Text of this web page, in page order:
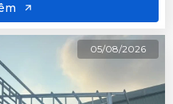
05/08/2026